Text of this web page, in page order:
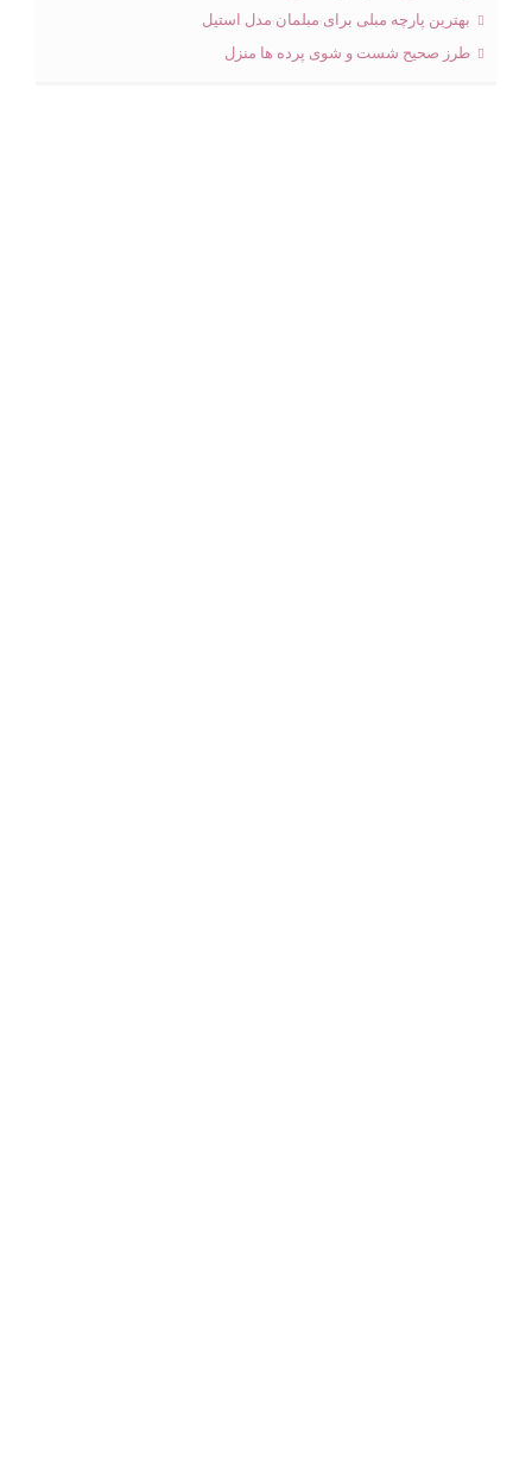
بهترین پارچه مبلی برای مبلمان مدل استیل
طرز صحیح شست و شوی پرده ها منزل